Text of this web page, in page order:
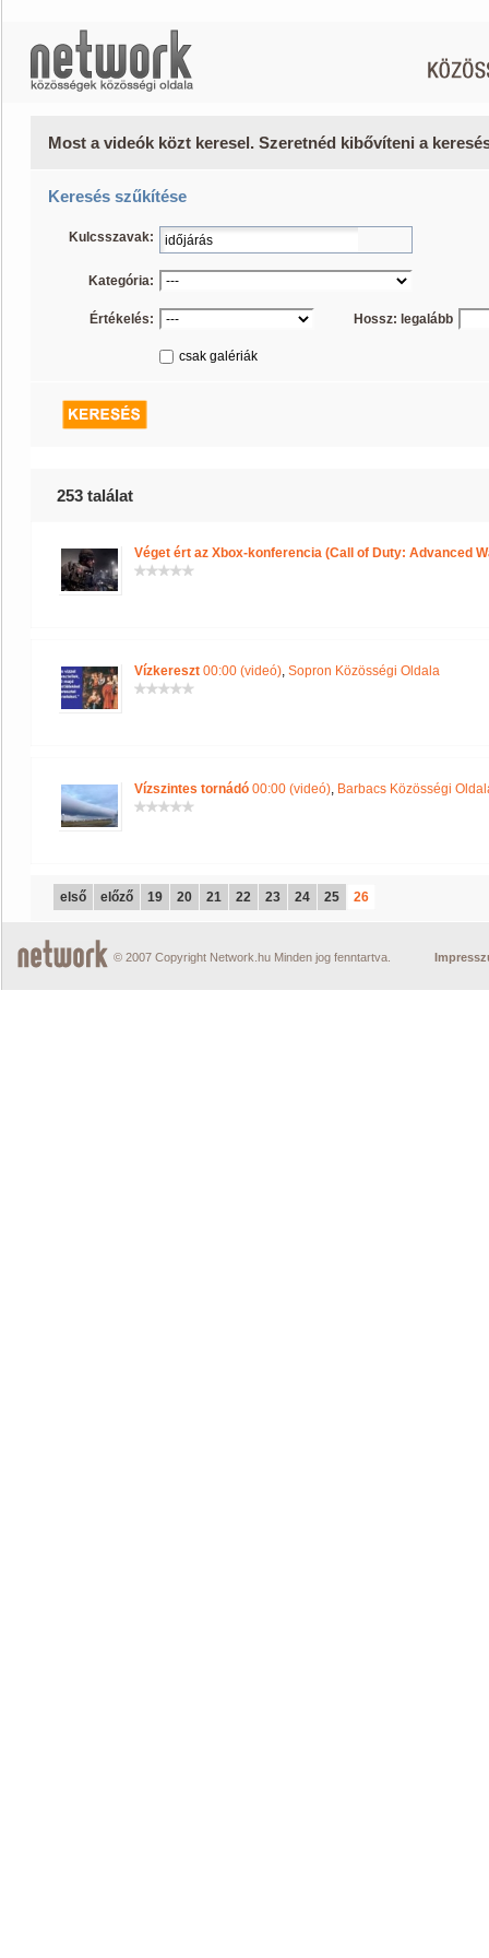
Most a videók közt keresel. Szeretnéd kibővíteni a
Keresés szűkítése
Kulcsszavak:
Kategória:
Értékelés: Hossz: legalább
csak galériák
253 találat
Véget ért az Xbox-konferencia (Call of Duty: Advanced
Vízkereszt 00:00 (videó), Sopron Közösségi Oldala
Vízszintes tornádó 00:00 (videó), Barbacs Közösségi
első előző 19 20 21 22 23 24 25 26
© 2007 Copyright Network.hu Minden jog fenntartva.